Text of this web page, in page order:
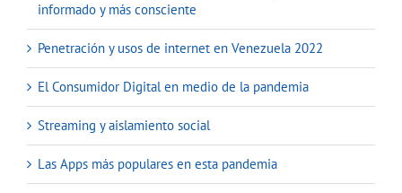
informado y más consciente
Penetración y usos de internet en Venezuela 2022
El Consumidor Digital en medio de la pandemia
Streaming y aislamiento social
Las Apps más populares en esta pandemia